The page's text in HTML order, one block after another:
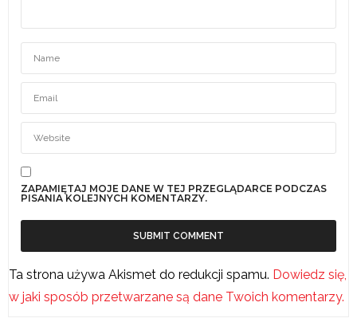
ZAPAMIĘTAJ MOJE DANE W TEJ PRZEGLĄDARCE PODCZAS
PISANIA KOLEJNYCH KOMENTARZY.
Ta strona używa Akismet do redukcji spamu. Dowiedz się,
w jaki sposób przetwarzane są dane Twoich komentarzy.